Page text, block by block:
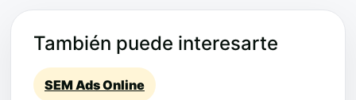
También puede interesarte
SEM Ads Online